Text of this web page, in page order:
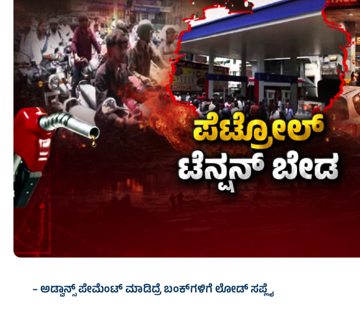
– ಅಡ್ವಾನ್ಸ್ ಪೇಮೆಂಟ್ ಮಾಡಿದ್ರೆ ಬಂಕ್‌ಗಳಿಗೆ ಲೋಡ್ ಸಪ್ಲೈ